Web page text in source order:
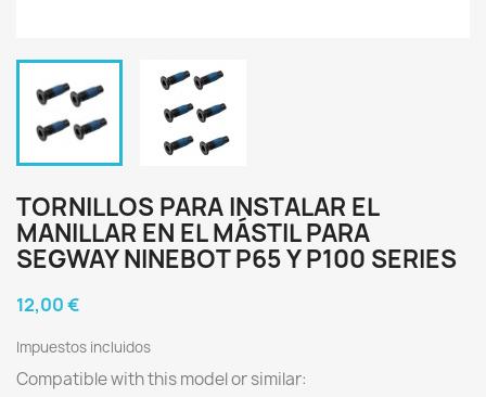
TORNILLOS PARA INSTALAR EL
MANILLAR EN EL MÁSTIL PARA
SEGWAY NINEBOT P65 Y P100 SERIES
12,00 €
Impuestos incluidos
Compatible with this model or similar: